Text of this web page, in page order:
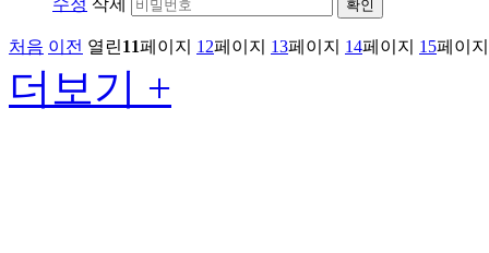
수정 삭제 확인
처음 이전 열린11페이지 12페이지 13페이지 14페이지 15페이지
더보기 +